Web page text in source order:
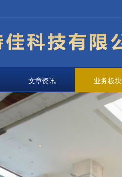
文章资讯 业务板块